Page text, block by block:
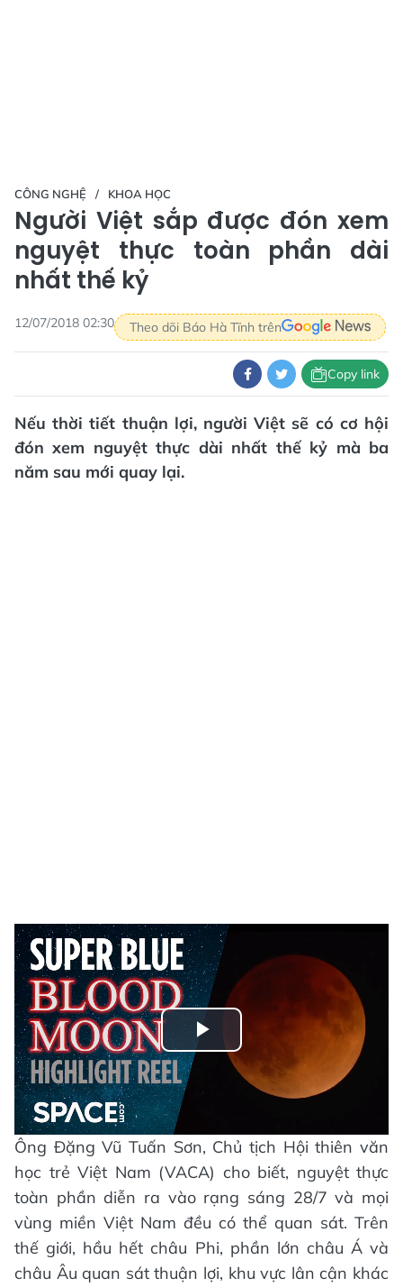
CÔNG NGHỆ KHOA HỌC
Người Việt sắp được đón xem
nguyệt thực toàn phần dài
nhất thế kỷ
12/07/2018 02:30 Theo dõi Báo Hà Tĩnh trên
Copy link
Nếu thời tiết thuận lợi, người Việt sẽ có cơ hội
đón xem nguyệt thực dài nhất thế kỷ mà ba
năm sau mới quay lại.
Play
Video
Ông Đặng Vũ Tuấn Sơn, Chủ tịch Hội thiên văn
học trẻ Việt Nam (VACA) cho biết, nguyệt thực
toàn phần diễn ra vào rạng sáng 28/7 và mọi
vùng miền Việt Nam đều có thể quan sát. Trên
thế giới, hầu hết châu Phi, phần lớn châu Á và
châu Âu quan sát thuận lợi, khu vực lân cận khác